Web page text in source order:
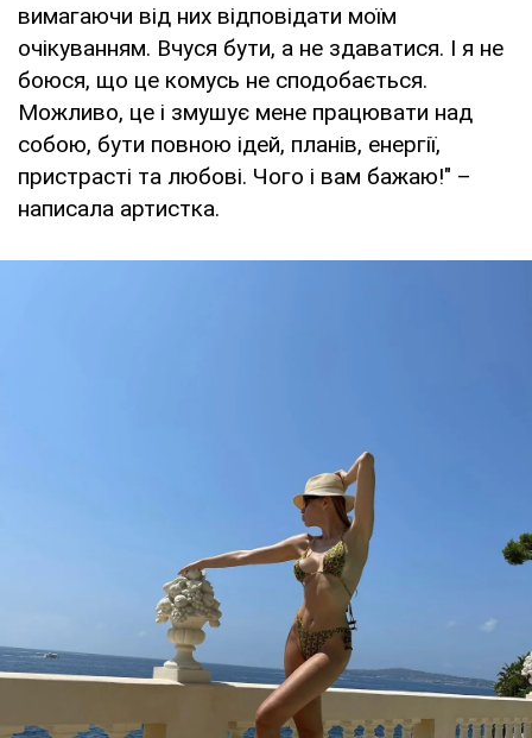
вимагаючи від них відповідати моїм
очікуванням. Вчуся бути, а не здаватися. І я не
боюся, що це комусь не сподобається.
Можливо, це і змушує мене працювати над
собою, бути повною ідей, планів, енергії,
пристрасті та любові. Чого і вам бажаю!" –
написала артистка.